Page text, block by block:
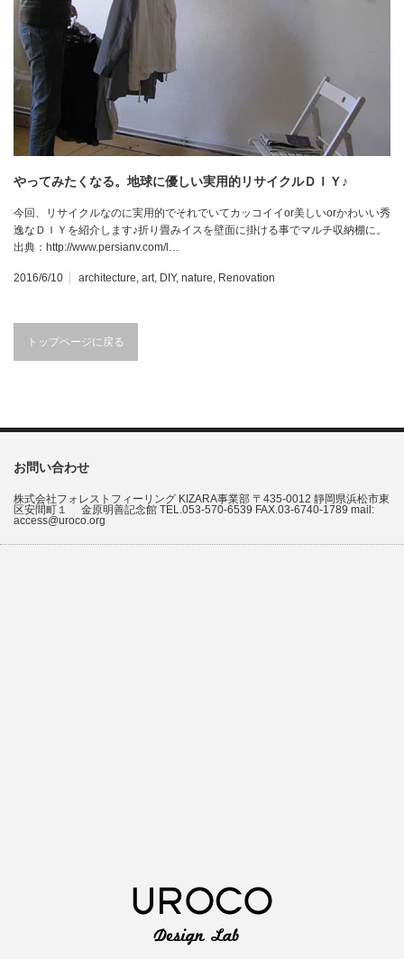
やってみたくなる。地球に優しい実用的リサイクルＤＩＹ♪
今回、リサイクルなのに実用的でそれでいてカッコイイor美しいorかわいい秀
逸なＤＩＹを紹介します♪折り畳みイスを壁面に掛ける事でマルチ収納棚に。
出典：http://www.persianv.com/l…
2016/6/10 architecture, art, DIY, nature, Renovation
トップページに戻る
お問い合わせ
株式会社フォレストフィーリング KIZARA事業部 〒435-0012 靜岡県浜松市東
区安間町１ 金原明善記念館 TEL.053-570-6539 FAX.03-6740-1789 mail:
access@uroco.org